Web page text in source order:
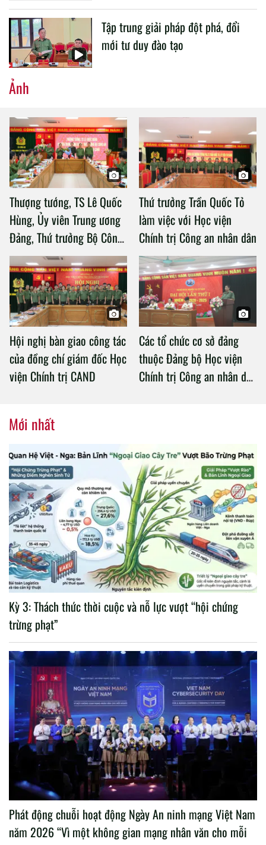
Tập trung giải pháp đột phá, đổi
mới tư duy đào tạo
Ảnh
Thượng tướng, TS Lê Quốc
Hùng, Ủy viên Trung ương
Đảng, Thứ trưởng Bộ Công
an làm việc với Học viện
Chính trị Công an nhân dân
Thứ trưởng Trần Quốc Tỏ
làm việc với Học viện
Chính trị Công an nhân dân
Hội nghị bàn giao công tác
của đồng chí giám đốc Học
viện Chính trị CAND
Các tổ chức cơ sở đảng
thuộc Đảng bộ Học viện
Chính trị Công an nhân dân
Mới nhất
Kỳ 3: Thách thức thời cuộc và nỗ lực vượt “hội chứng
trừng phạt”
Phát động chuỗi hoạt động Ngày An ninh mạng Việt Nam
năm 2026 “Vì một không gian mạng nhân văn cho mỗi